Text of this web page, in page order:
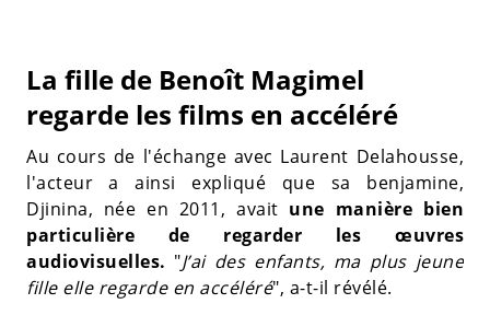
La fille de Benoît Magimel
regarde les films en accéléré
Au cours de l'échange avec Laurent Delahousse,
l'acteur a ainsi expliqué que sa benjamine,
Djinina, née en 2011, avait une manière bien
particulière de regarder les œuvres
audiovisuelles. "J’ai des enfants, ma plus jeune
fille elle regarde en accéléré", a-t-il révélé.